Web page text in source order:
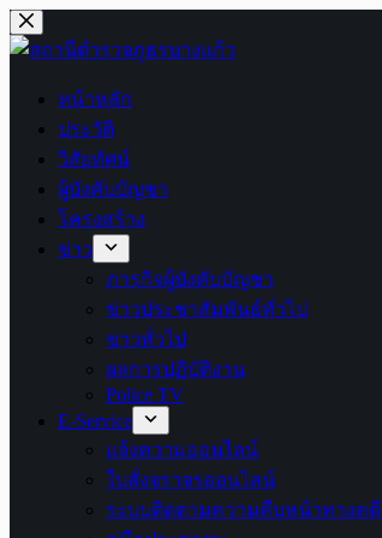
หน้าหลัก
ประวัติ
วิสัยทัศน์
ผู้บังคับบัญชา
โครงสร้าง
ข่าว
ภารกิจผู้บังคับบัญชา
ข่าวประชาสัมพันธ์ทั่วไป
ข่าวทั่วไป
ผลการปฏิบัติงาน
Police TV
E-Service
แจ้งความออนไลน์
ใบสั่งจราจรออนไลน์
ระบบติดตามความคืบหน้าทางคดี